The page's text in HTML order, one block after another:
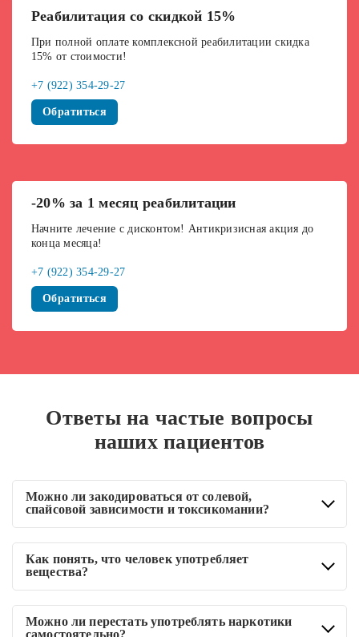
Реабилитация со скидкой 15%
При полной оплате комплексной реабилитации скидка
15% от стоимости!
+7 (922) 354-29-27
Обратиться
-20% за 1 месяц реабилитации
Начните лечение с дисконтом! Антикризисная акция до
конца месяца!
+7 (922) 354-29-27
Обратиться
Ответы на частые вопросы
наших пациентов
Можно ли закодироваться от солевой,
спайсовой зависимости и токсикомании?
Используемые для кодирования лекарственные препараты
одинаково эффективны против любых видов наркотиков –
от героина до спайсов и солей. Гарантировать
выздоровление может только комплексное лечение с
реабилитацией.
Как понять, что человек употребляет
вещества?
Наркомана легко узнать по суженным зрачкам, красным
воспаленным глазам, неадекватному поведению, в котором
Можно ли перестать употреблять наркотики